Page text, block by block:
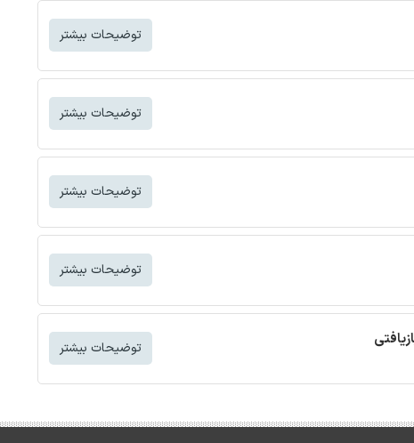
توضیحات بیشتر
توضیحات بیشتر
توضیحات بیشتر
توضیحات بیشتر
توضیحات بیشتر